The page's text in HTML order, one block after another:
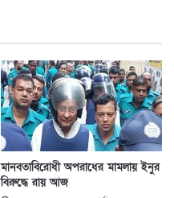
মানবতাবিরোধী অপরাধের মামলায় ইনুর
বিরুদ্ধে রায় আজ